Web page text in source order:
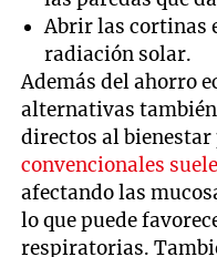
Abrir las cortinas
radiación solar.
Además del ahorro
alternativas
directos al
convencionales
afectando las
lo que puede
respiratorias.